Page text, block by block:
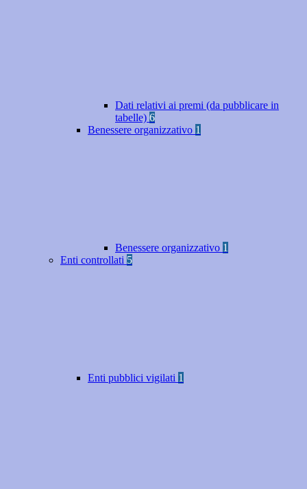
Dati relativi ai premi (da pubblicare in
tabelle) 6
Benessere organizzativo 1
Benessere organizzativo 1
Enti controllati 5
Enti pubblici vigilati 1